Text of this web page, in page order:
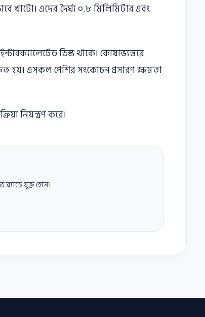
খাটো। এদের দৈর্ঘ্য ০.৮ মিলিমিটার এবং
ডিস্ক থাকে। কোষাভ্যন্তরে
হয়। এসকল পেশির সংকোচন প্রসারণ ক্ষমতা
নিয়ন্ত্রণ করে।
যুক্ত হোন।